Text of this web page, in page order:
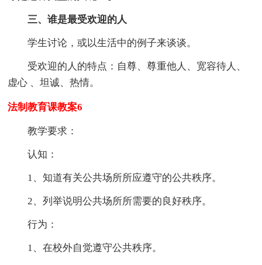
三、谁是最受欢迎的人
学生讨论，或以生活中的例子来谈谈。
受欢迎的人的特点：自尊、尊重他人、宽容待人、
虚心 、坦诚、热情。
法制教育课教案6
教学要求：
认知：
1、知道有关公共场所所应遵守的公共秩序。
2、列举说明公共场所所需要的良好秩序。
行为：
1、在校外自觉遵守公共秩序。